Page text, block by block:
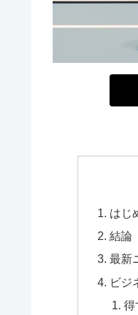
はじ
結論
最新
ビジ
得